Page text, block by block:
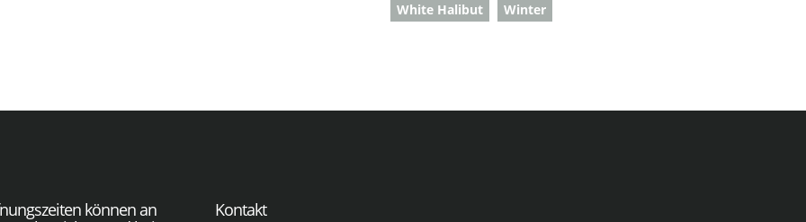
White Halibut
Winter
können an
Kontakt